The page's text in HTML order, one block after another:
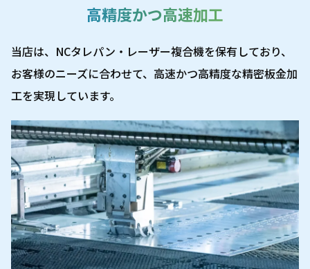
高精度かつ高速加工
当店は、NCタレパン・レーザー複合機を保有しており、
お客様のニーズに合わせて、高速かつ高精度な精密板金加
工を実現しています。